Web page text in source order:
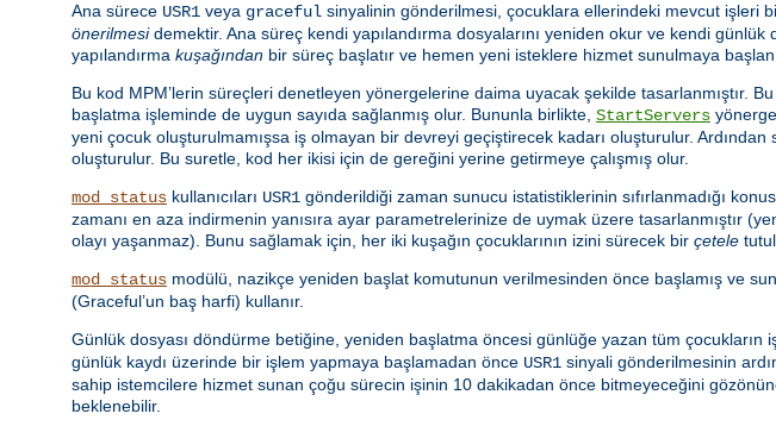
Ana sürece USR1 veya graceful sinyalinin gönderilmesi, çocuklara ellerindeki mevcut işleri
önerilmesidemektir. Ana süreç kendi yapılandırma dosyalarını yeniden okur ve kendi
yapılandırma kuşağından bir süreç başlatır ve hemen yeni isteklere hizmet sunulmaya
Bu kod MPM’lerin süreçleri denetleyen yönergelerine daima uyacak şekilde tasarlanmıştır.
başlatma işleminde de uygun sayıda sağlanmış olur. Bununla birlikte, StartServers
yeni çocuk oluşturulmamışsa iş olmayan bir devreyi geçiştirecek kadarı oluşturulur.
oluşturulur. Bu suretle, kod her ikisi için de gereğini yerine getirmeye çalışmış olur.
mod_status kullanıcıları USR1 gönderildiği zaman sunucu istatistiklerinin sıfırlanmadığı
zamanı en aza indirmenin yanısıra ayar parametrelerinize de uymak üzere tasarlanmıştır
olayı yaşanmaz). Bunu sağlamak için, her iki kuşağın çocuklarının izini sürecek bir çetele
mod_status modülü, nazikçe yeniden başlat komutunun verilmesinden önce başlamış ve
(Graceful’un baş harfi) kullanır.
Günlük dosyası döndürme betiğine, yeniden başlatma öncesi günlüğe yazan tüm çocukların
günlük kaydı üzerinde bir işlem yapmaya başlamadan önce USR1 sinyali gönderilmesinin
sahip istemcilere hizmet sunan çoğu sürecin işinin 10 dakikadan önce bitmeyeceğini
beklenebilir.